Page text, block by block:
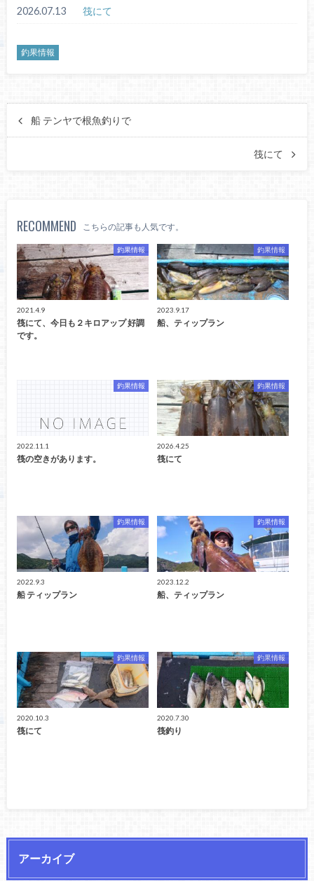
2026.07.13 筏にて
釣果情報
船 テンヤで根魚釣りで
筏にて
RECOMMEND こちらの記事も人気です。
釣果情報
2021.4.9
筏にて、今日も２キロアップ 好調
です。
釣果情報
2023.9.17
船、ティップラン
釣果情報
2022.11.1
筏の空きがあります。
釣果情報
2026.4.25
筏にて
釣果情報
2022.9.3
船 ティップラン
釣果情報
2023.12.2
船、ティップラン
釣果情報
2020.10.3
筏にて
釣果情報
2020.7.30
筏釣り
アーカイブ